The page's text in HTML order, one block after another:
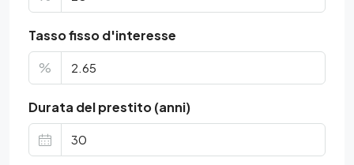
Tasso fisso d'interesse
%
Durata del prestito (anni)